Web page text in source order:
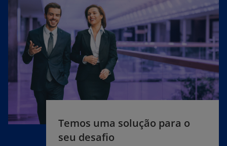
Temos uma solução para o
seu desafio